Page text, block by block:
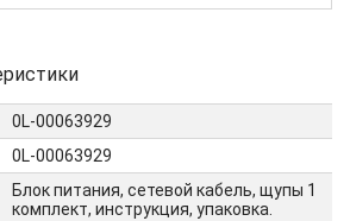
0L-00063929
0L-00063929
Блок питания, сетевой кабель, щупы 1
комплект, инструкция, упаковка.